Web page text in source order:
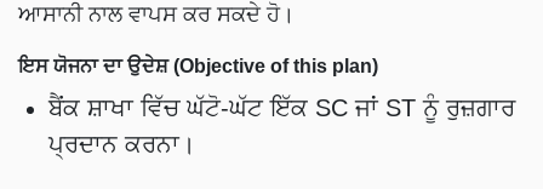
ਆਸਾਨੀ ਨਾਲ ਵਾਪਸ ਕਰ ਸਕਦੇ ਹੋ।
ਇਸ ਯੋਜਨਾ ਦਾ ਉਦੇਸ਼ (Objective of this plan)
ਬੈਂਕ ਸ਼ਾਖਾ ਵਿੱਚ ਘੱਟੋ-ਘੱਟ ਇੱਕ SC ਜਾਂ ST ਨੂੰ ਰੁਜ਼ਗਾਰ
ਪ੍ਰਦਾਨ ਕਰਨਾ।